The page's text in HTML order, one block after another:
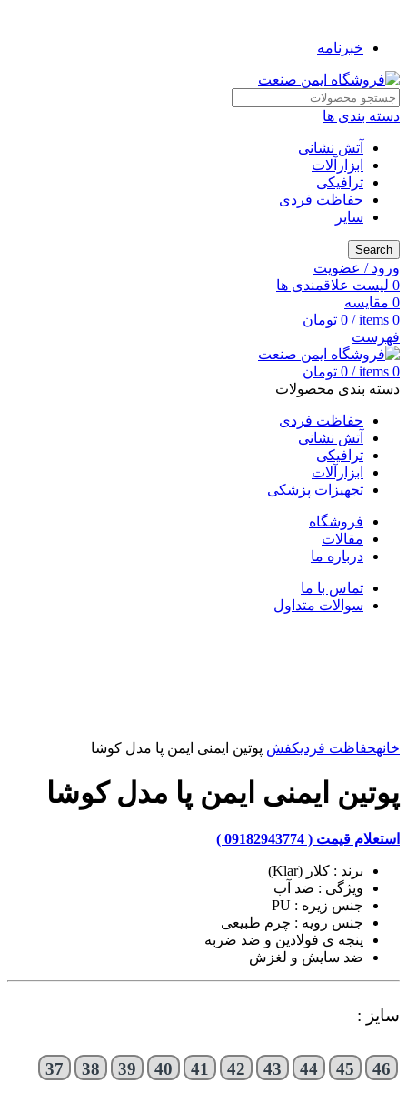
خبرنامه
دسته بندی ها
آتش نشانی
ابزارآلات
ترافیکی
حفاظت فردی
سایر
Search
ورود / عضویت
0 لیست علاقمندی ها
0 مقایسه
0
items
/
0 تومان
فهرست
0
items
/
0 تومان
دسته بندی محصولات
حفاظت فردی
آتش نشانی
ترافیکی
ابزارآلات
تجهیزات پزشکی
فروشگاه
مقالات
درباره ما
تماس با ما
سوالات متداول
خانهحفاظت فردیکفش پوتین ایمنی ایمن پا مدل کوشا
پوتین ایمنی ایمن پا مدل کوشا
استعلام قیمت ( 09182943774 )
برند : کلار (Klar)
ویژگی : ضد آب
جنس زیره : PU
جنس رویه : چرم طبیعی
پنجه ی فولادین و ضد ضربه
ضد سایش و لغزش
سایز :
37 38 39 40 41 42 43 44 45 46